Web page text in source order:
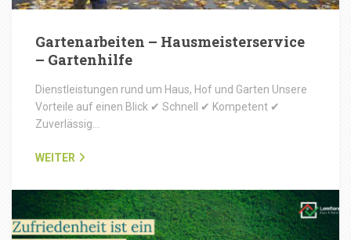
Gartenarbeiten – Hausmeisterservice
– Gartenhilfe
Dienstleistungen rund um Haus, Hof und Garten Unsere
Vorteile auf einen Blick ✔ Schnell ✔ Kompetent ✔
Zuverlässig…
WEITER